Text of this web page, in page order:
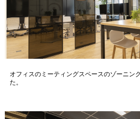
オフィスのミーティングスペースのゾーニン
た。